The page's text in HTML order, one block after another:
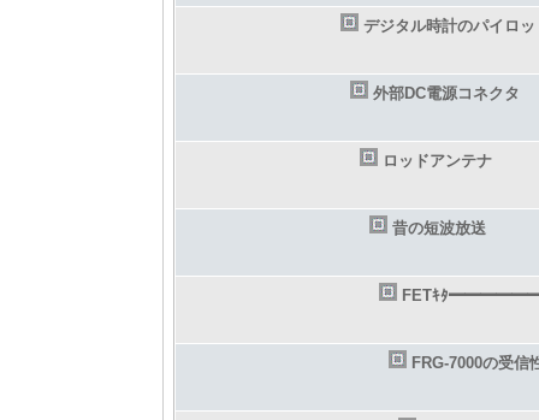
デジタル時計のパイロ
外部DC電源コネクタ
ロッドアンテナ
昔の短波放送
FETｷﾀ
FRG-7000の受信